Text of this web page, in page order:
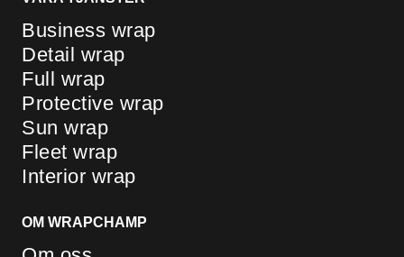
Business wrap
Detail wrap
Full wrap
Protective wrap
Sun wrap
Fleet wrap
Interior wrap
OM WRAPCHAMP